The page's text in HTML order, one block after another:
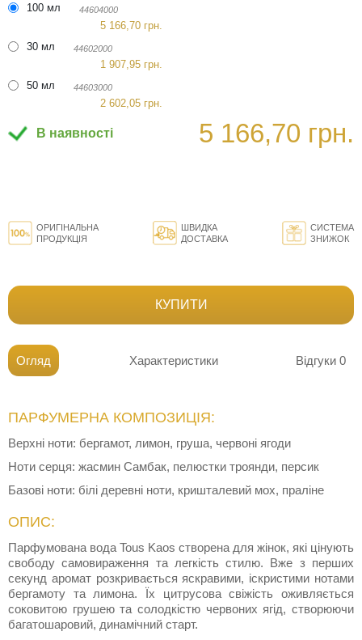
100 мл 44604000
5 166,70 грн.
30 мл
44602000
1 907,95 грн.
50 мл
44603000
2 602,05 грн.
В наявності 5 166,70 грн.
ОРИГІНАЛЬНА
ПРОДУКЦІЯ
ШВИДКА
ДОСТАВКА
СИСТЕМА
ЗНИЖОК
КУПИТИ
Огляд Характеристики Відгуки 0
ПАРФУМЕРНА КОМПОЗИЦІЯ:
Верхні ноти: бергамот, лимон, груша, червоні ягоди
Ноти серця: жасмин Самбак, пелюстки троянди, персик
Базові ноти: білі деревні ноти, кришталевий мох, праліне
ОПИС:
Парфумована вода Tous Kaos створена для жінок, які цінують
свободу самовираження та легкість стилю. Вже з перших
секунд аромат розкривається яскравими, іскристими нотами
бергамоту та лимона. Їх цитрусова свіжість оживляється
соковитою грушею та солодкістю червоних ягід, створюючи
багатошаровий, динамічний старт.